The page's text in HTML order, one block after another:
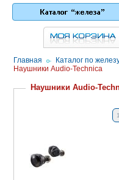
Главная / Каталог по
Наушники Audio-Technica
Наушники Audio-
1